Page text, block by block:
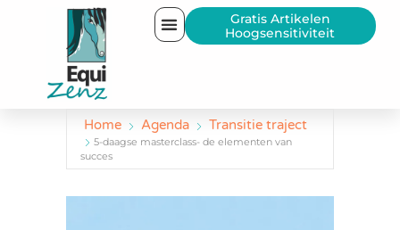
Gratis Artikelen
Hoogsensitiviteit
Home Agenda Transitie traject
5-daagse masterclass- de elementen van
succes